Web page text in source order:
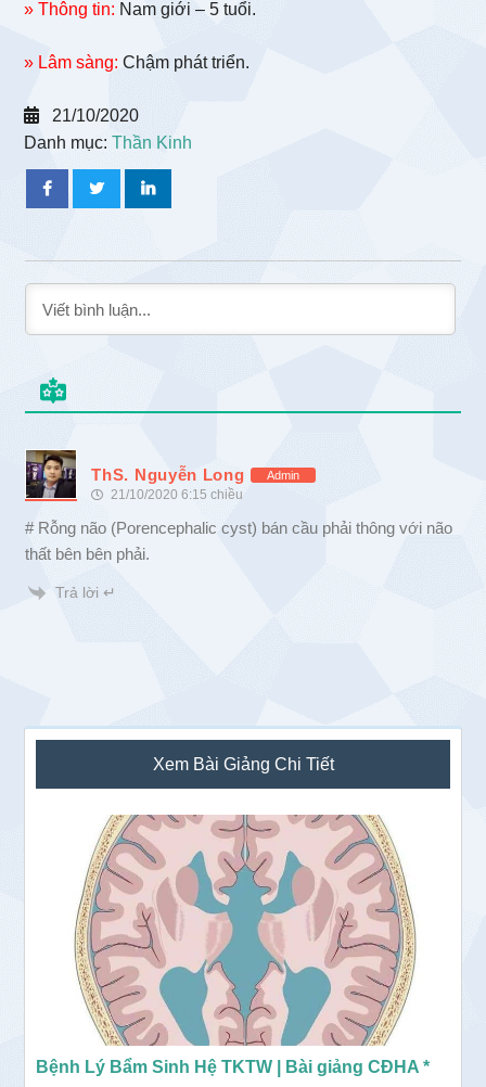
» Thông tin: Nam giới – 5 tuổi.
» Lâm sàng: Chậm phát triển.
21/10/2020
Danh mục:Thần Kinh
ThS. Nguyễn Long Admin
21/10/2020 6:15 chiều
# Rỗng não (Porencephalic cyst) bán cầu phải thông với não
thất bên bên phải.
Trả lời ↵
Sidebar
chính
Xem Bài Giảng Chi Tiết
Bệnh Lý Bẩm Sinh Hệ TKTW | Bài giảng CĐHA *